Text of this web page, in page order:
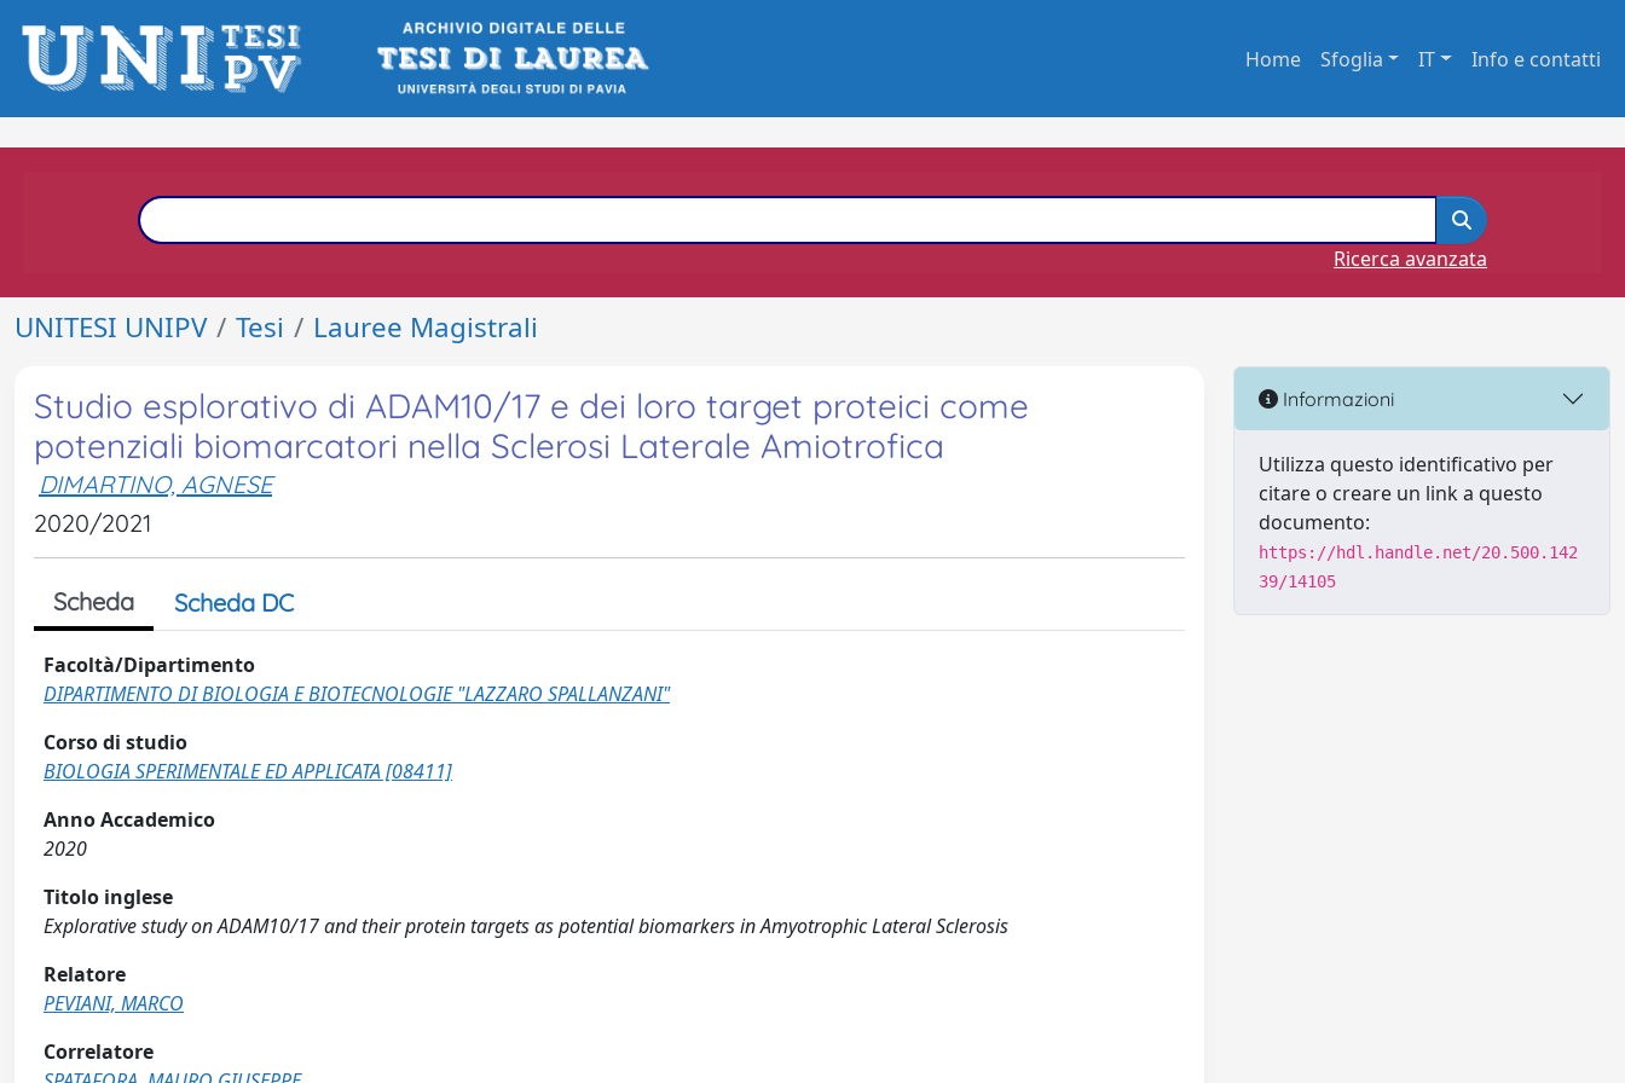
Home Sfoglia IT Info e contatti
Ricerca avanzata
UNITESI UNIPV Tesi Lauree Magistrali
Studio esplorativo di ADAM10/17 e dei loro target proteici come
potenziali biomarcatori nella Sclerosi Laterale Amiotrofica
DIMARTINO, AGNESE
2020/2021
Scheda Scheda DC
Facoltà/Dipartimento
DIPARTIMENTO DI BIOLOGIA E BIOTECNOLOGIE "LAZZARO SPALLANZANI"
Corso di studio
BIOLOGIA SPERIMENTALE ED APPLICATA [08411]
Anno Accademico
2020
Titolo inglese
Explorative study on ADAM10/17 and their protein targets as potential biomarkers in Amyotrophic Lateral Sclerosis
Relatore
PEVIANI, MARCO
Correlatore
Informazioni
Utilizza questo identificativo per
citare o creare un link a questo
documento:
https://hdl.handle.net/20.500.142
39/14105